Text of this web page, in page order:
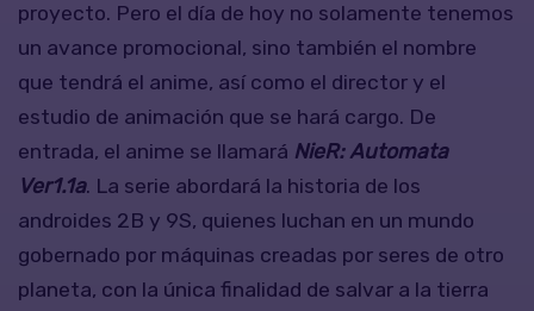
proyecto. Pero el día de hoy no solamente tenemos
un avance promocional, sino también el nombre
que tendrá el anime, así como el director y el
estudio de animación que se hará cargo. De
entrada, el anime se llamará NieR: Automata
Ver1.1a. La serie abordará la historia de los
androides 2B y 9S, quienes luchan en un mundo
gobernado por máquinas creadas por seres de otro
planeta, con la única finalidad de salvar a la tierra